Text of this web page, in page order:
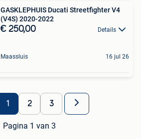
GASKLEPHUIS Ducati Streetfighter V4
(V4S) 2020-2022
€ 250,00 Details
Maassluis 16 jul 26
1 2 3
Pagina 1 van 3